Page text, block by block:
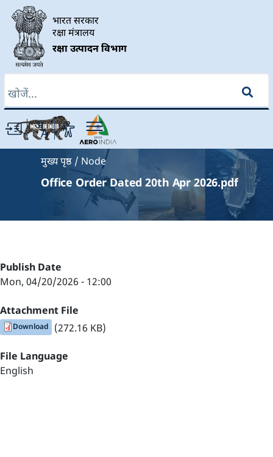
Skip to main content
भारत सरकार
रक्षा मंत्रालय
रक्षा उत्पादन विभाग
मुख्य पृष्ठ Node
Office Order Dated 20th Apr 2026.pdf
Publish Date
Mon, 04/20/2026 - 12:00
Attachment File
Download (272.16 KB)
File Language
English